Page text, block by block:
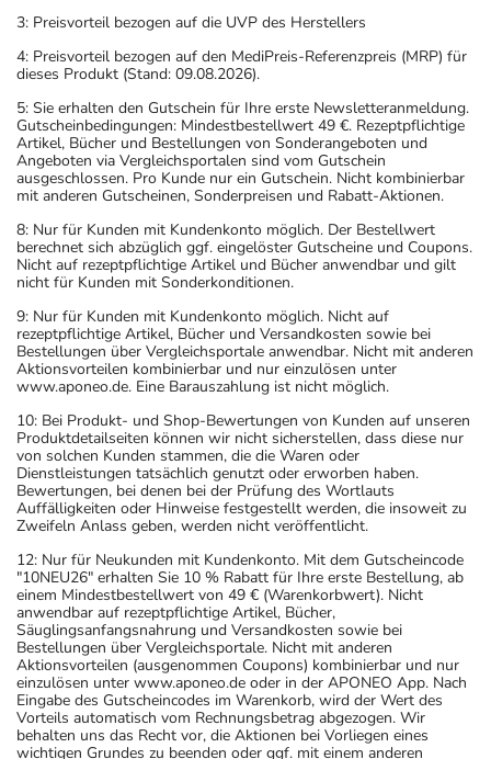
3: Preisvorteil bezogen auf die UVP des Herstellers
4: Preisvorteil bezogen auf den MediPreis-Referenzpreis (MRP) für
dieses Produkt (Stand: 09.08.2026).
5: Sie erhalten den Gutschein für Ihre erste Newsletteranmeldung.
Gutscheinbedingungen: Mindestbestellwert 49 €. Rezeptpflichtige
Artikel, Bücher und Bestellungen von Sonderangeboten und
Angeboten via Vergleichsportalen sind vom Gutschein
ausgeschlossen. Pro Kunde nur ein Gutschein. Nicht kombinierbar
mit anderen Gutscheinen, Sonderpreisen und Rabatt-Aktionen.
8: Nur für Kunden mit Kundenkonto möglich. Der Bestellwert
berechnet sich abzüglich ggf. eingelöster Gutscheine und Coupons.
Nicht auf rezeptpflichtige Artikel und Bücher anwendbar und gilt
nicht für Kunden mit Sonderkonditionen.
9: Nur für Kunden mit Kundenkonto möglich. Nicht auf
rezeptpflichtige Artikel, Bücher und Versandkosten sowie bei
Bestellungen über Vergleichsportale anwendbar. Nicht mit anderen
Aktionsvorteilen kombinierbar und nur einzulösen unter
www.aponeo.de. Eine Barauszahlung ist nicht möglich.
10: Bei Produkt- und Shop-Bewertungen von Kunden auf unseren
Produktdetailseiten können wir nicht sicherstellen, dass diese nur
von solchen Kunden stammen, die die Waren oder
Dienstleistungen tatsächlich genutzt oder erworben haben.
Bewertungen, bei denen bei der Prüfung des Wortlauts
Auffälligkeiten oder Hinweise festgestellt werden, die insoweit zu
Zweifeln Anlass geben, werden nicht veröffentlicht.
12: Nur für Neukunden mit Kundenkonto. Mit dem Gutscheincode
"10NEU26" erhalten Sie 10 % Rabatt für Ihre erste Bestellung, ab
einem Mindestbestellwert von 49 € (Warenkorbwert). Nicht
anwendbar auf rezeptpflichtige Artikel, Bücher,
Säuglingsanfangsnahrung und Versandkosten sowie bei
Bestellungen über Vergleichsportale. Nicht mit anderen
Aktionsvorteilen (ausgenommen Coupons) kombinierbar und nur
einzulösen unter www.aponeo.de oder in der APONEO App. Nach
Eingabe des Gutscheincodes im Warenkorb, wird der Wert des
Vorteils automatisch vom Rechnungsbetrag abgezogen. Wir
behalten uns das Recht vor, die Aktionen bei Vorliegen eines
wichtigen Grundes zu beenden oder ggf. mit einem anderen